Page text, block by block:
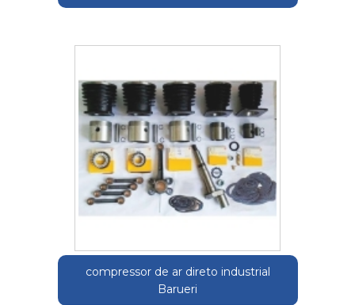
compressor de ar direto industrial
Barueri